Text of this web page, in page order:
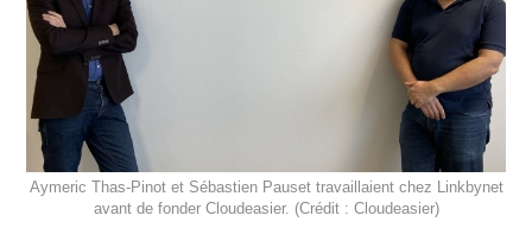
Aymeric Thas-Pinot et Sébastien Pauset travaillaient chez Linkbynet
avant de fonder Cloudeasier. (Crédit : Cloudeasier)